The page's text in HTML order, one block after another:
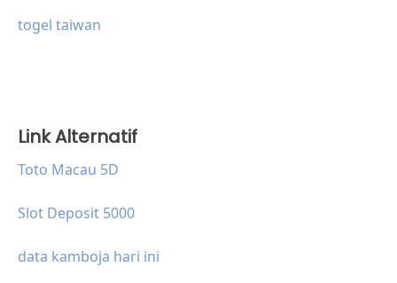
togel taiwan
Link Alternatif
Toto Macau 5D
Slot Deposit 5000
data kamboja hari ini